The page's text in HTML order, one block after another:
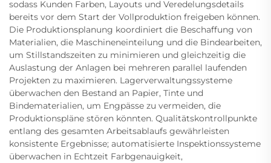
sodass Kunden Farben, Layouts und Veredelungsdetails
bereits vor dem Start der Vollproduktion freigeben können.
Die Produktionsplanung koordiniert die Beschaffung von
Materialien, die Maschineneinteilung und die Bindearbeiten,
um Stillstandszeiten zu minimieren und gleichzeitig die
Auslastung der Anlagen bei mehreren parallel laufenden
Projekten zu maximieren. Lagerverwaltungssysteme
überwachen den Bestand an Papier, Tinte und
Bindematerialien, um Engpässe zu vermeiden, die
Produktionspläne stören könnten. Qualitätskontrollpunkte
entlang des gesamten Arbeitsablaufs gewährleisten
konsistente Ergebnisse; automatisierte Inspektionssysteme
überwachen in Echtzeit Farbgenauigkeit,